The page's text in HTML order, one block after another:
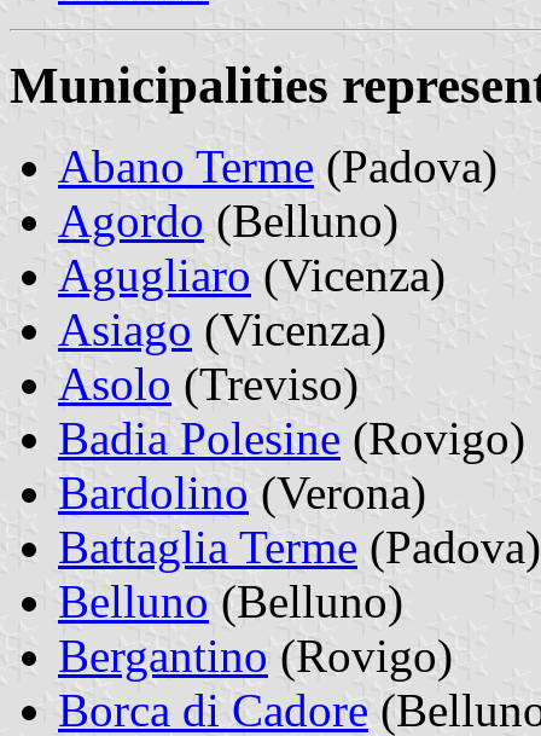
Municipalities
Abano Terme (Padova)
Agordo (Belluno)
Agugliaro (Vicenza)
Asiago (Vicenza)
Asolo (Treviso)
Badia Polesine (Rovigo)
Bardolino (Verona)
Battaglia Terme (Padova)
Belluno (Belluno)
Bergantino (Rovigo)
Borca di Cadore